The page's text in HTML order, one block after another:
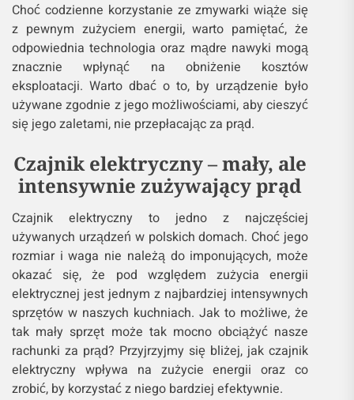
Choć codzienne korzystanie ze zmywarki wiąże się
z pewnym zużyciem energii, warto pamiętać, że
odpowiednia technologia oraz mądre nawyki mogą
znacznie wpłynąć na obniżenie kosztów
eksploatacji. Warto dbać o to, by urządzenie było
używane zgodnie z jego możliwościami, aby cieszyć
się jego zaletami, nie przepłacając za prąd.
Czajnik elektryczny – mały, ale
intensywnie zużywający prąd
Czajnik elektryczny to jedno z najczęściej
używanych urządzeń w polskich domach. Choć jego
rozmiar i waga nie należą do imponujących, może
okazać się, że pod względem zużycia energii
elektrycznej jest jednym z najbardziej intensywnych
sprzętów w naszych kuchniach. Jak to możliwe, że
tak mały sprzęt może tak mocno obciążyć nasze
rachunki za prąd? Przyjrzyjmy się bliżej, jak czajnik
elektryczny wpływa na zużycie energii oraz co
zrobić, by korzystać z niego bardziej efektywnie.